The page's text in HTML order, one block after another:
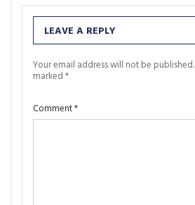
LEAVE A REPLY
Your email address will not be published.
marked *
Comment*